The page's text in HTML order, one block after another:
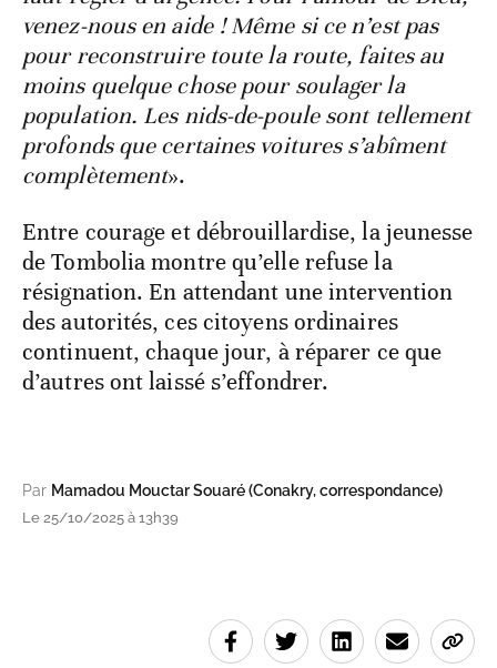
venez-nous en aide ! Même si ce n’est pas
pour reconstruire toute la route, faites au
moins quelque chose pour soulager la
population. Les nids-de-poule sont tellement
profonds que certaines voitures s’abîment
complètement».
Entre courage et débrouillardise, la jeunesse
de Tombolia montre qu’elle refuse la
résignation. En attendant une intervention
des autorités, ces citoyens ordinaires
continuent, chaque jour, à réparer ce que
d’autres ont laissé s’effondrer.
Par Mamadou Mouctar Souaré (Conakry, correspondance)
Le 25/10/2025 à 13h39